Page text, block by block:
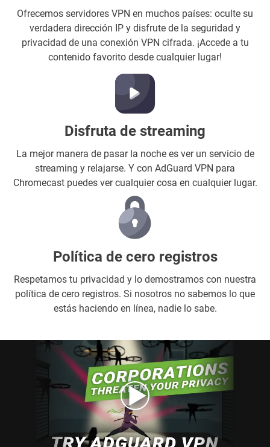
Ofrecemos servidores VPN en muchos países: oculte su
verdadera dirección IP y disfrute de la seguridad y
privacidad de una conexión VPN cifrada. ¡Accede a tu
contenido favorito desde cualquier lugar!
Disfruta de streaming
La mejor manera de pasar la noche es ver un servicio de
streaming y relajarse. Y con AdGuard VPN para
Chromecast puedes ver cualquier cosa en cualquier lugar.
Política de cero registros
Respetamos tu privacidad y lo demostramos con nuestra
política de cero registros. Si nosotros no sabemos lo que
estás haciendo en línea, nadie lo sabe.